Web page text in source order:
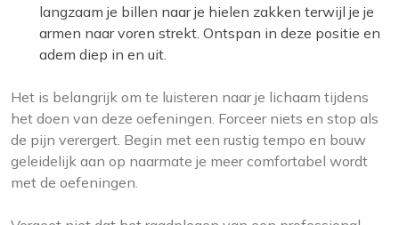
langzaam je billen naar je hielen zakken terwijl je je
armen naar voren strekt. Ontspan in deze positie en
adem diep in en uit.
Het is belangrijk om te luisteren naar je lichaam tijdens
het doen van deze oefeningen. Forceer niets en stop als
de pijn verergert. Begin met een rustig tempo en bouw
geleidelijk aan op naarmate je meer comfortabel wordt
met de oefeningen.